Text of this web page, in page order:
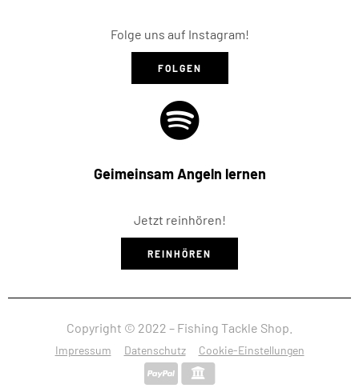
Folge uns auf Instagram!
FOLGEN
Geimeinsam Angeln lernen
Jetzt reinhören!
REINHÖREN
Copyright © 2022 – Fishing Tackle Shop.
Impressum Datenschutz Cookie-Einstellungen